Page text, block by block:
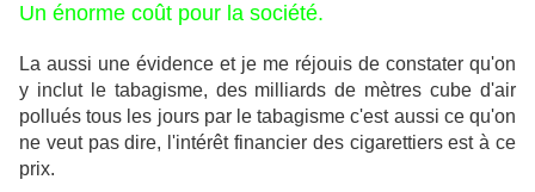
Un énorme coût pour la société.
La aussi une évidence et je me réjouis de constater qu'on
y inclut le tabagisme, des milliards de mètres cube d'air
pollués tous les jours par le tabagisme c'est aussi ce qu'on
ne veut pas dire, l'intérêt financier des cigarettiers est à ce
prix.